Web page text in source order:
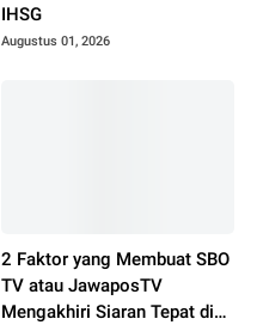
IHSG
Augustus 01, 2026
2 Faktor yang Membuat SBO
TV atau JawaposTV
Mengakhiri Siaran Tepat di